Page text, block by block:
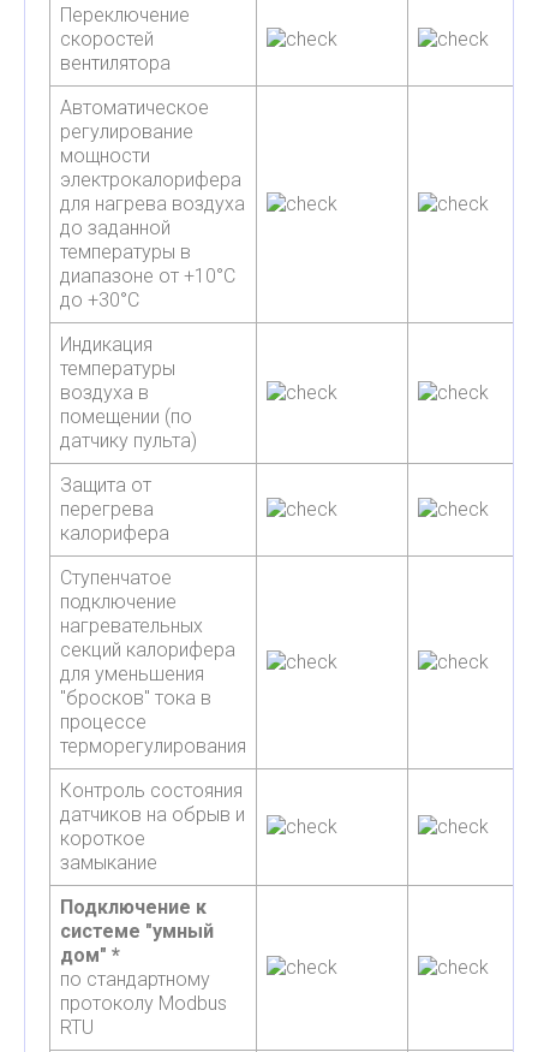
Переключение
скоростей
вентилятора
Автоматическое
регулирование
мощности
электрокалорифера
для нагрева воздуха
до заданной
температуры в
диапазоне от +10°С
до +30°С
Индикация
температуры
воздуха в
помещении (по
датчику пульта)
Защита от
перегрева
калорифера
Ступенчатое
подключение
нагревательных
секций калорифера
для уменьшения
"бросков" тока в
процессе
терморегулирования
Контроль состояния
датчиков на обрыв и
короткое
замыкание
Подключение к
системе "умный
дом" *
по стандартному
протоколу Modbus
RTU